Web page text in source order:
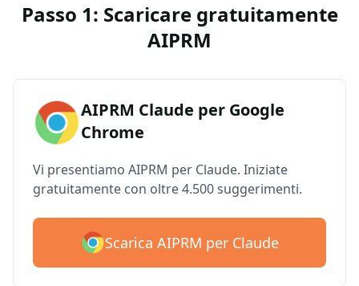
Passo 1: Scaricare gratuitamente
AIPRM
AIPRM Claude per Google
Chrome
Vi presentiamo AIPRM per Claude. Iniziate
gratuitamente con oltre 4.500 suggerimenti.
Scarica AIPRM per Claude